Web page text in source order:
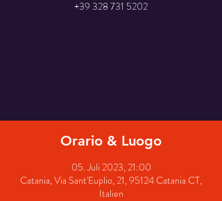
+39 328 731 5202
Orario & Luogo
05. Juli 2023, 21:00
Catania, Via Sant'Euplio, 21, 95124 Catania CT,
Italien